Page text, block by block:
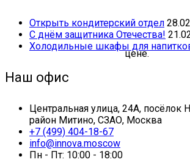
Открыть кондитерский отдел
С днём защитника Отечества!
Холодильные шкафы для
Наш офис
Центральная улица, 24А, посёлок
район Митино, СЗАО, Москва
+7 (499) 404-18-67
info@innova.moscow
Пн - Пт: 10:00 - 18:00